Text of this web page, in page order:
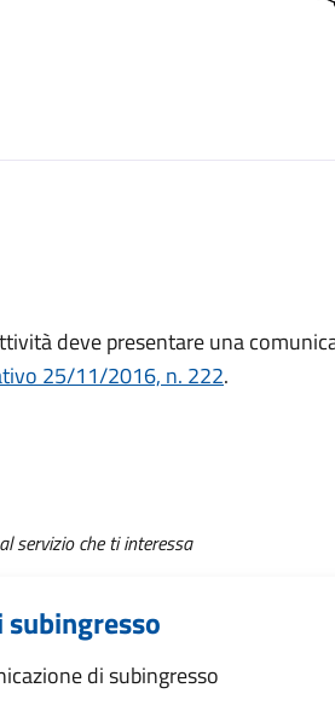
deve presentare una
25/11/2016, n. 222.
servizio che ti interessa
subingresso
di subingresso